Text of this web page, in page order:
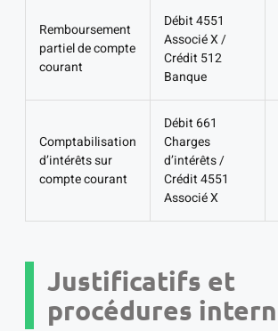
Remboursement
partiel de compte
courant
Débit 4551
Associé X /
Crédit 512
Banque
Comptabilisation
d’intérêts sur
compte courant
Débit 661
Charges
d’intérêts /
Crédit 4551
Associé X
Justificatifs et
procédures